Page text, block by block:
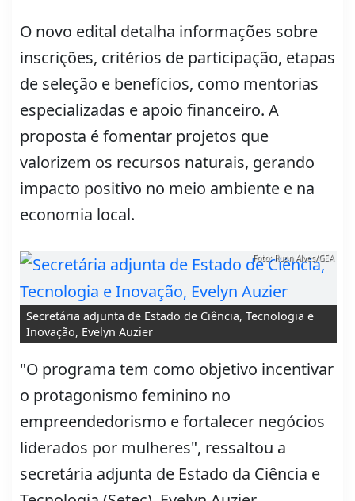
O novo edital detalha informações sobre
inscrições, critérios de participação, etapas
de seleção e benefícios, como mentorias
especializadas e apoio financeiro. A
proposta é fomentar projetos que
valorizem os recursos naturais, gerando
impacto positivo no meio ambiente e na
economia local.
Secretária adjunta de Estado de Ciência, Tecnologia e
Inovação, Evelyn Auzier
Foto: Ruan Alves/GEA
"O programa tem como objetivo incentivar
o protagonismo feminino no
empreendedorismo e fortalecer negócios
liderados por mulheres", ressaltou a
secretária adjunta de Estado da Ciência e